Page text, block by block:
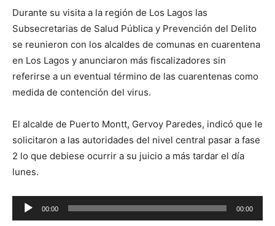
Durante su visita a la región de Los Lagos las
Subsecretarias de Salud Pública y Prevención del Delito
se reunieron con los alcaldes de comunas en cuarentena
en Los Lagos y anunciaron más fiscalizadores sin
referirse a un eventual término de las cuarentenas como
medida de contención del virus.
El alcalde de Puerto Montt, Gervoy Paredes, indicó que le
solicitaron a las autoridades del nivel central pasar a fase
2 lo que debiese ocurrir a su juicio a más tardar el día
lunes.
Reproductor
de
00:00 00:00